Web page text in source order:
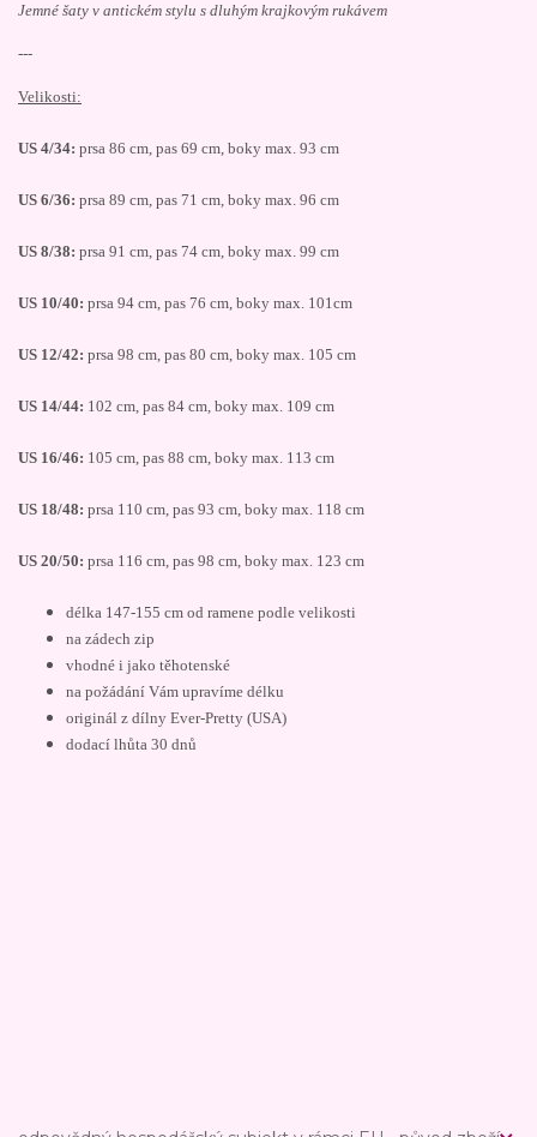
Jemné šaty v antickém stylu s dluhým krajkovým rukávem
---
Velikosti:
US 4/34: prsa 86 cm, pas 69 cm, boky max. 93 cm
US 6/36: prsa 89 cm, pas 71 cm, boky max. 96 cm
US 8/38: prsa 91 cm, pas 74 cm, boky max. 99 cm
US 10/40: prsa 94 cm, pas 76 cm, boky max. 101cm
US 12/42: prsa 98 cm, pas 80 cm, boky max. 105 cm
US 14/44: 102 cm, pas 84 cm, boky max. 109 cm
US 16/46: 105 cm, pas 88 cm, boky max. 113 cm
US 18/48: prsa 110 cm, pas 93 cm, boky max. 118 cm
US 20/50: prsa 116 cm, pas 98 cm, boky max. 123 cm
délka 147-155 cm od ramene podle velikosti
na zádech zip
vhodné i jako těhotenské
na požádání Vám upravíme délku
originál z dílny Ever-Pretty (USA)
dodací lhůta 30 dnů